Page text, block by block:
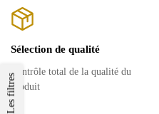
Les filtres
Sélection de qualité
Contrôle total de la qualité du
produit